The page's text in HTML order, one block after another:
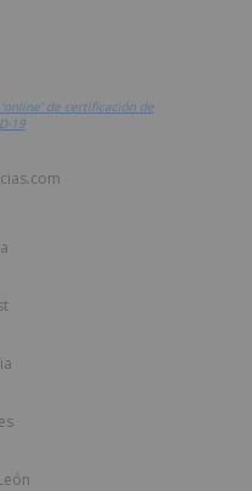
de certificación de
19